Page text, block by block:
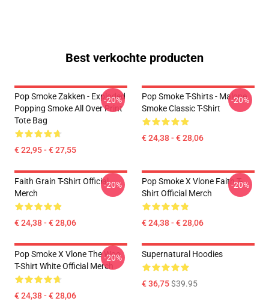
Best verkochte producten
Pop Smoke Zakken - Exploded
Popping Smoke All Over Print
Tote Bag
€ 22,95 - € 27,55
-20%
Pop Smoke T-Shirts - Malone
Smoke Classic T-Shirt
€ 24,38 - € 28,06
-20%
Faith Grain T-Shirt Official
Merch
€ 24,38 - € 28,06
-20%
Pop Smoke X Vlone Faith T-
Shirt Official Merch
€ 24,38 - € 28,06
-20%
Pop Smoke X Vlone The Woo
T-Shirt White Official Merch
€ 24,38 - € 28,06
-20% Supernatural Hoodies
€ 36,75$39.95